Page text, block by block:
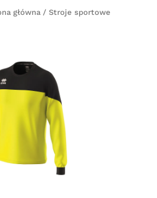
główna / Stroje sportowe